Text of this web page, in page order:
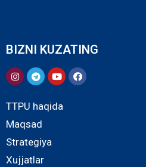
BIZNI KUZATING
TTPU haqida
Maqsad
Strategiya
Xujjatlar